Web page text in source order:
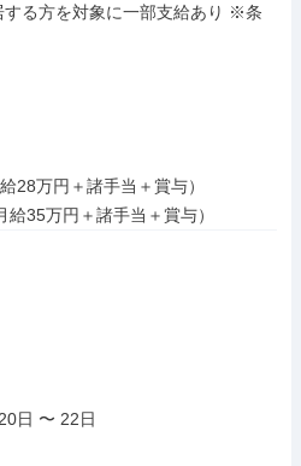
する方を対象に一部支給あり ※条
28万円＋諸手当＋賞与）
35万円＋諸手当＋賞与）
日 〜 22日